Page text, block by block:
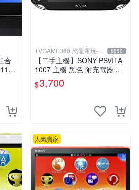
合
】
TVGAME360 恐龍電玩-台
中店
8650
【二手主機】SONY PSVITA
1007 主機 黑色 附充電器 US
B傳輸線 PS VITA PSV【台中
恐龍電玩】
$3,700
人氣賣家